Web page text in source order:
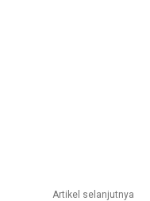
Artikel selanjutnya